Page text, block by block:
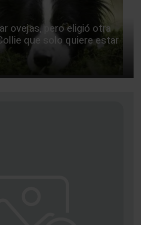
ovejas, pero eligió otra
que solo quiere estar